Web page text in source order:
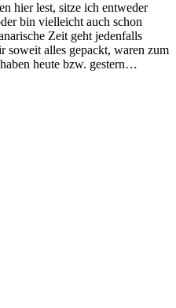
hier lest, sitze ich entweder
bin vielleicht auch schon
Zeit geht jedenfalls
soweit alles gepackt, waren zum
heute bzw. gestern…